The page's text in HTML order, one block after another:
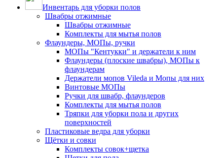
Инвентарь для уборки полов
Швабры отжимные
Швабры отжимные
Комплекты для мытья полов
Флаундеры, МОПы, ручки
МОПы "Кентукки" и держатели к ним
Флаундеры (плоские швабры), МОПы к
флаундерам
Держатели мопов Vileda и Мопы для них
Винтовые МОПы
Ручки для швабр, флаундеров
Комплекты для мытья полов
Тряпки для уборки пола и других
поверхностей
Пластиковые ведра для уборки
Щётки и совки
Комплекты совок+щетка